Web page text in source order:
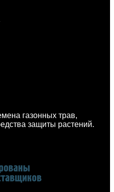
газонных трав,
защиты растений.